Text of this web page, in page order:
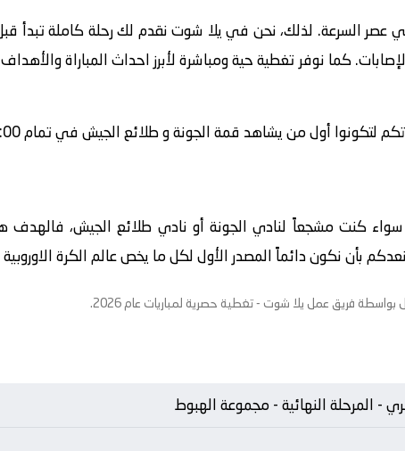
عصر السرعة. لذلك، نحن في يلا شوت نقدم لك رحلة كاملة تبدأ
كما نوفر تغطية حية ومباشرة لأبرز احداث المباراة
لتكونوا أول من يشاهد قمة الجونة و طلائع الجيش في تمام 17:00.
سواء كنت مشجعاً لنادي الجونة أو نادي طلائع الجيش، فالهدف
بأن نكون دائماً المصدر الأول لكل ما يخص عالم الكرة الاوروبية
بواسطة فريق عمل يلا شوت - تغطية حصرية لمباريات عام 2026.
- المرحلة النهائية - مجموعة الهبوط